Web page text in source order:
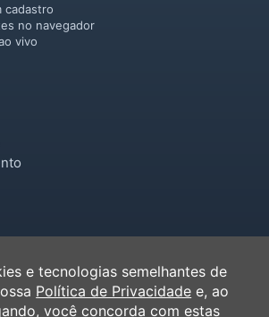
cadastro
no navegador
vivo
e tecnologias semelhantes de
Política de Privacidade e, ao
você concorda com estas